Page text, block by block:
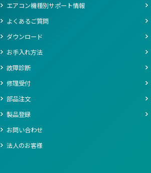
エアコン機種別サポート情報
よくあるご質問
ダウンロード
お手入れ方法
故障診断
修理受付
部品注文
製品登録
お問い合わせ
法人のお客様